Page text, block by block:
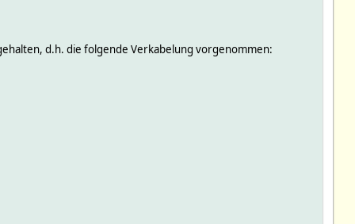
d.h. die folgende Verkabelung vorgenommen: